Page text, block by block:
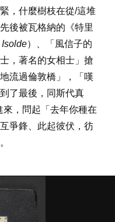
，什麼樹枝在從/這堆
後被瓦格納的《特里
Isolde）、「風信子的
，著名的女相士」搶
流過倫敦橋」，「嘆
了最後，同斯代真
來，問起「去年你種在
爭鋒、此起彼伏，彷